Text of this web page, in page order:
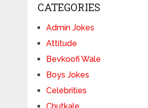
CATEGORIES
Admin Jokes
Attitude
Bevkoofi Wale
Boys Jokes
Celebrities